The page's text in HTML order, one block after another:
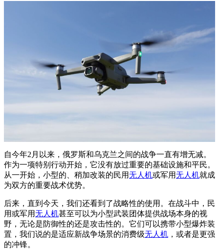
自今年2月以来，俄罗斯和乌克兰之间的战争一直有增无减。
作为一项特别行动开始，它没有放过重要的基础设施和平民。
从一开始，小型的、稍加改装的民用无人机或军用无人机就成
为双方的重要战术优势。
后来，直到今天，我们还看到了战略性的使用。在战斗中，民
用或军用无人机甚至可以为小型武装团体提供战场本身的视
野，无论是防御性的还是攻击性的。它们可以携带小型爆炸装
置，我们说的是适应新战争场景的消费级无人机 ，或者是更强
的冲锋。